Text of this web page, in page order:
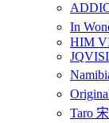
In
HIM
Taro